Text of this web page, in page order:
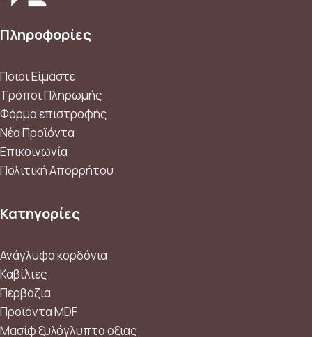
Πληροφορίες
Ποιοι Είμαστε
Τρόποι Πληρωμής
Φόρμα επιστροφής
Νέα Προϊόντα
Επικοινωνία
Πολιτική Απορρήτου
Κατηγορίες
Ανάγλυφα κορδόνια
Καβίλιες
Περβάζια
Προϊόντα MDF
Μασίφ ξυλόγλυπτα οξιάς